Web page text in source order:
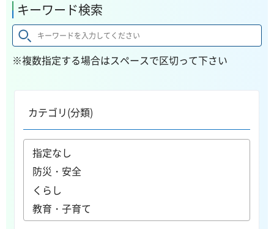
キーワード検索
※複数指定する場合はスペースで区切って下さい
カテゴリ(分類)